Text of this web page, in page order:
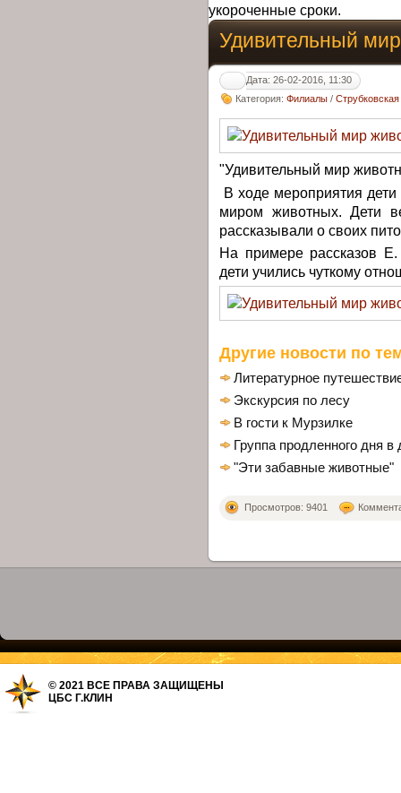
укороченные сроки.
Удивительный
Дата: 26-02-2016, 11:30
Категория: Филиалы /
"Удивительный мир
В ходе мероприятия
миром животных. Дети
рассказывали о своих
На примере рассказов
дети учились чуткому
Другие новости по
Литературное
Экскурсия по лесу
В гости к Мурзилке
Группа продленного дня в
"Эти забавные животные"
Просмотров: 9401
© 2021 ВСЕ ПРАВА ЗАЩИЩЕНЫ
ЦБС Г.КЛИН